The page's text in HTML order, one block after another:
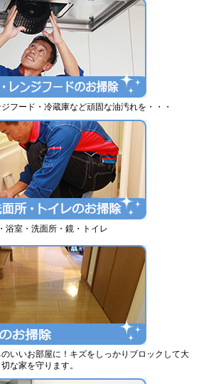
フード・冷蔵庫など頑固な油汚れを・・・
浴室・洗面所・鏡・トイレ
いいお部屋に！キズをしっかりブロックして大
切な家を守ります。